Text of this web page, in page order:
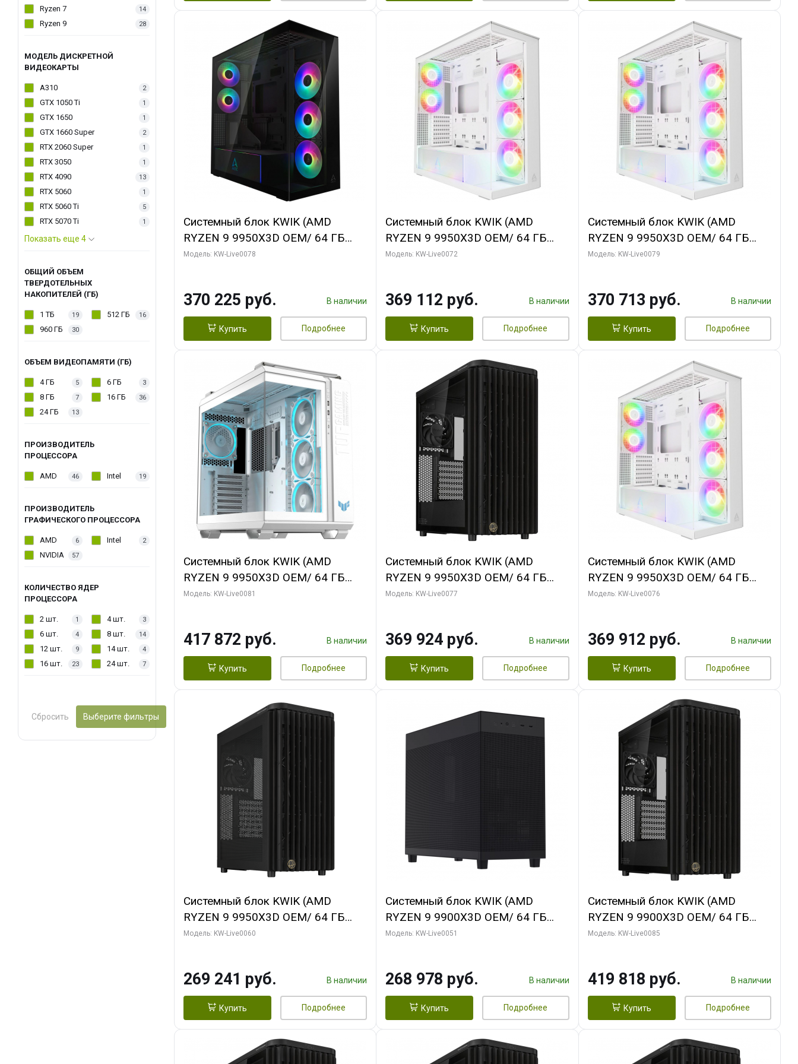
Ryzen 7 14
Ryzen 9 28
МОДЕЛЬ ДИСКРЕТНОЙ
ВИДЕОКАРТЫ
A310 2
GTX 1050 Ti 1
GTX 1650 1
GTX 1660 Super 2
RTX 2060 Super 1
RTX 3050 1
RTX 4090 13
RTX 5060 1
RTX 5060 Ti 5
RTX 5070 Ti 1
Показать еще 4
ОБЩИЙ ОБЪЕМ
ТВЕРДОТЕЛЬНЫХ
НАКОПИТЕЛЕЙ (ГБ)
1 ТБ 19 512 ГБ 16
960 ГБ 30
ОБЪЕМ ВИДЕОПАМЯТИ (ГБ)
4 ГБ 5 6 ГБ 3
8 ГБ 7 16 ГБ 36
24 ГБ 13
ПРОИЗВОДИТЕЛЬ
ПРОЦЕССОРА
AMD 46 Intel 19
ПРОИЗВОДИТЕЛЬ
ГРАФИЧЕСКОГО ПРОЦЕССОРА
AMD 6 Intel 2
NVIDIA 57
КОЛИЧЕСТВО ЯДЕР
ПРОЦЕССОРА
2 шт. 1 4 шт. 3
6 шт. 4 8 шт. 14
12 шт. 9 14 шт. 4
16 шт. 23 24 шт. 7
Сбросить Выберите фильтры
Системный блок KWIK (AMD
RYZEN 9 9950X3D OEM/ 64 ГБ
ОЗУ/ Palit RTX5080 GAMINGPRO
Модель: KW-Live0078
370 225 руб. В наличии
Купить Подробнее
Системный блок KWIK (AMD
RYZEN 9 9950X3D OEM/ 64 ГБ
ОЗУ/ MSI RTX5080 VENTUS 3X
Модель: KW-Live0072
369 112 руб. В наличии
Купить Подробнее
Системный блок KWIK (AMD
RYZEN 9 9950X3D OEM/ 64 ГБ
ОЗУ/ MSI RTX5080 SHADOW 3X OC
Модель: KW-Live0079
370 713 руб. В наличии
Купить Подробнее
Системный блок KWIK (AMD
RYZEN 9 9950X3D OEM/ 64 ГБ
ОЗУ/ Gigabyte RTX5080 XTREME
Модель: KW-Live0081
417 872 руб. В наличии
Купить Подробнее
Системный блок KWIK (AMD
RYZEN 9 9950X3D OEM/ 64 ГБ
ОЗУ/ Gigabyte RTX5080
Модель: KW-Live0077
369 924 руб. В наличии
Купить Подробнее
Системный блок KWIK (AMD
RYZEN 9 9950X3D OEM/ 64 ГБ
ОЗУ/ Gigabyte RTX5080
Модель: KW-Live0076
369 912 руб. В наличии
Купить Подробнее
Системный блок KWIK (AMD
RYZEN 9 9950X3D OEM/ 64 ГБ
ОЗУ/ Gigabyte RTX5060Ti GAMING
Модель: KW-Live0060
269 241 руб. В наличии
Купить Подробнее
Системный блок KWIK (AMD
RYZEN 9 9900X3D OEM/ 64 ГБ
ОЗУ/ Gigabyte RX9070 GAMING OC
Модель: KW-Live0051
268 978 руб. В наличии
Купить Подробнее
Системный блок KWIK (AMD
RYZEN 9 9900X3D OEM/ 64 ГБ
ОЗУ/ ASUS RTX5080 PROART OC
Модель: KW-Live0085
419 818 руб. В наличии
Купить Подробнее